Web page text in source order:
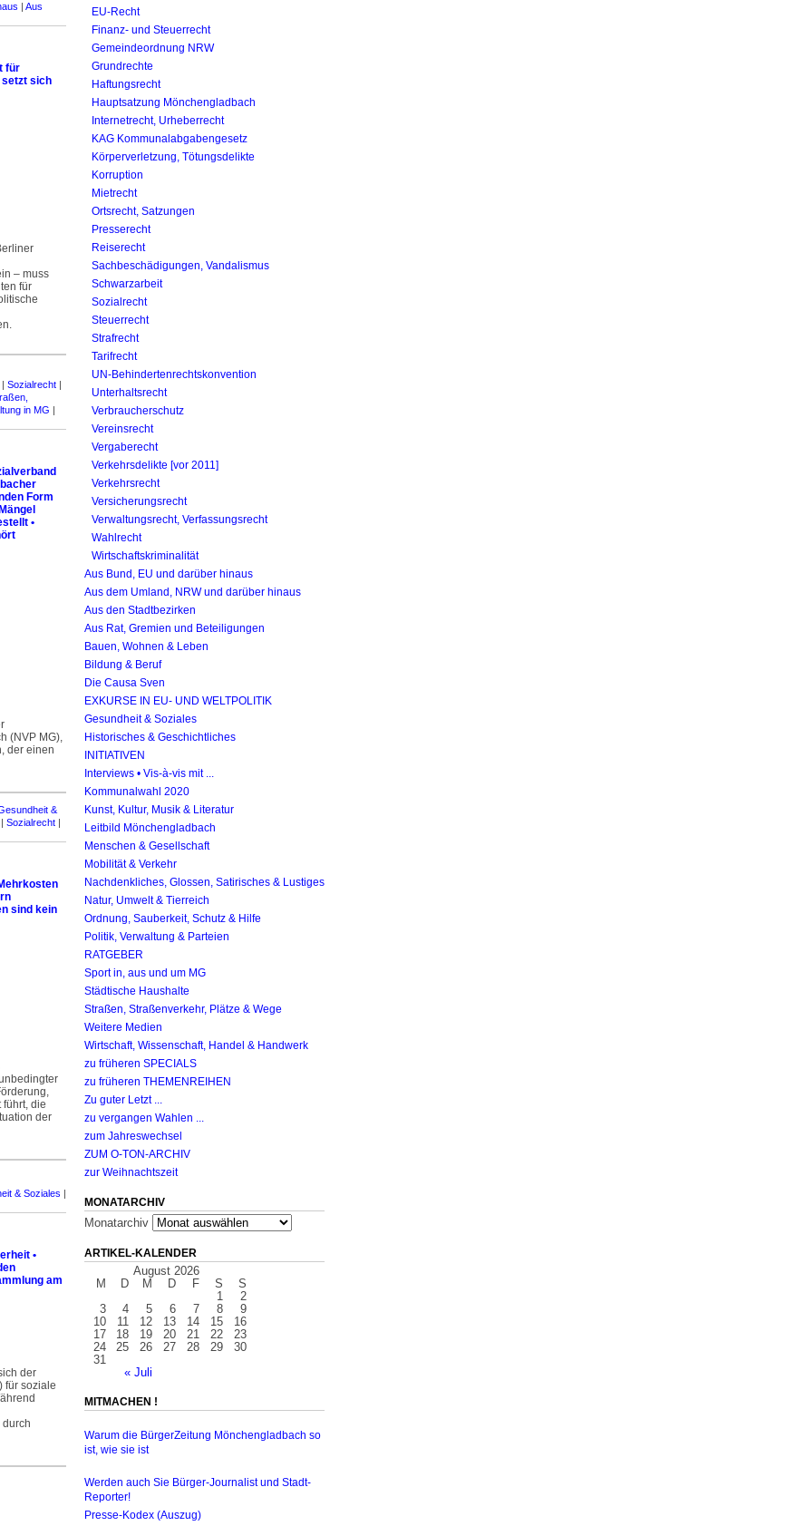
| Aus
für
setzt sich
– muss
für
| Sozialrecht |
in MG |
Form
•
(NVP MG),
der einen
&
| Sozialrecht |
sind kein
die
der
& Soziales |
•
am
der
für soziale
EU-Recht
Finanz- und Steuerrecht
Gemeindeordnung NRW
Grundrechte
Haftungsrecht
Hauptsatzung Mönchengladbach
Internetrecht, Urheberrecht
KAG Kommunalabgabengesetz
Körperverletzung, Tötungsdelikte
Korruption
Mietrecht
Ortsrecht, Satzungen
Presserecht
Reiserecht
Sachbeschädigungen, Vandalismus
Schwarzarbeit
Sozialrecht
Steuerrecht
Strafrecht
Tarifrecht
UN-Behinderten­rechtskonvention
Unterhaltsrecht
Verbraucherschutz
Vereinsrecht
Vergaberecht
Verkehrsdelikte [vor 2011]
Verkehrsrecht
Versicherungsrecht
Verwaltungsrecht, Verfassungsrecht
Wahlrecht
Wirtschaftskriminalität
Aus Bund, EU und darüber hinaus
Aus dem Umland, NRW und darüber hinaus
Aus den Stadtbezirken
Aus Rat, Gremien und Beteiligungen
Bauen, Wohnen & Leben
Bildung & Beruf
Die Causa Sven
EXKURSE IN EU- UND WELTPOLITIK
Gesundheit & Soziales
Historisches & Geschichtliches
INITIATIVEN
Interviews • Vis-à-vis mit ...
Kommunalwahl 2020
Kunst, Kultur, Musik & Literatur
Leitbild Mönchengladbach
Menschen & Gesellschaft
Mobilität & Verkehr
Nachdenkliches, Glossen, Satirisches & Lustiges
Natur, Umwelt & Tierreich
Ordnung, Sauberkeit, Schutz & Hilfe
Politik, Verwaltung & Parteien
RATGEBER
Sport in, aus und um MG
Städtische Haushalte
Straßen, Straßenverkehr, Plätze & Wege
Weitere Medien
Wirtschaft, Wissenschaft, Handel & Handwerk
zu früheren SPECIALS
zu früheren THEMENREIHEN
Zu guter Letzt ...
zu vergangen Wahlen ...
zum Jahreswechsel
ZUM O-TON-ARCHIV
zur Weihnachtszeit
MONATARCHIV
Monatarchiv
ARTIKEL-KALENDER
August 2026
M
D M D F S S
« Juli
1
2
3
4 5 6 7 8
9
10
11 12 13 14 15
16
17
18 19 20 21 22
23
24
25 26 27 28 29
30
31
MITMACHEN !
Warum die BürgerZeitung Mönchengladbach so
ist, wie sie ist
Werden auch Sie Bürger-Journalist und Stadt-
Reporter!
Presse-Kodex (Auszug)